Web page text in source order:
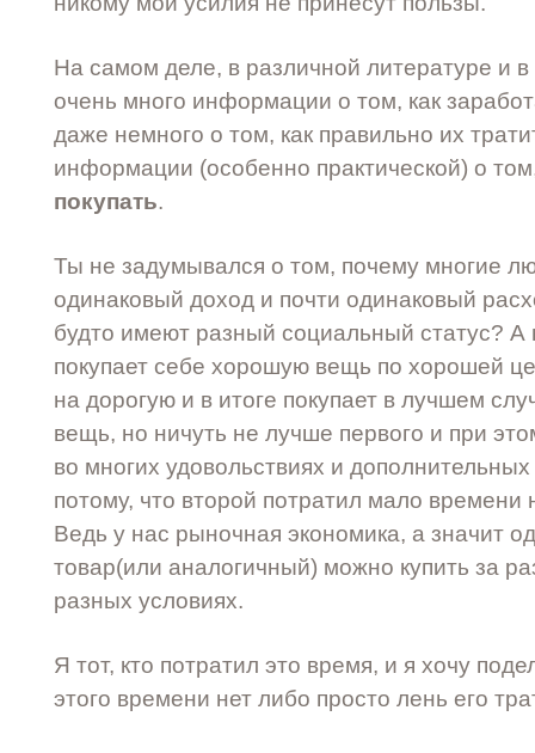
На самом деле, в различной литературе и в
очень много информации о том, как
даже немного о том, как правильно их
информации (особенно практической) о
покупать.
Ты не задумывался о том, почему многие
одинаковый доход и почти одинаковый
будто имеют разный социальный статус? А
покупает себе хорошую вещь по хорошей
на дорогую и в итоге покупает в лучшем
вещь, но ничуть не лучше первого и при
во многих удовольствиях и дополнительных
потому, что второй потратил мало времени
Ведь у нас рыночная экономика, а значит
товар(или аналогичный) можно купить за
разных условиях.
Я тот, кто потратил это время, и я хочу
этого времени нет либо просто лень его